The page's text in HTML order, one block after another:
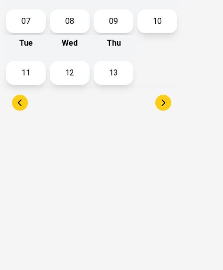
နေသူ တစ်ဦးလည်းဖြစ်ပါသည်။ စိတ်
ကျန်းမာရေး ကုသမှုဆိုင်ရာ လုပ်ငန်း
အတွေ့အကြုံ (5)နှစ်ရှိထားပြီး၊ လက်ရှိတွင်
Call Me Today တွင် Mental Health
ဖြစ်ပါတယ်။
07 08 09 10
Tue
11
Wed
12
Thu
13